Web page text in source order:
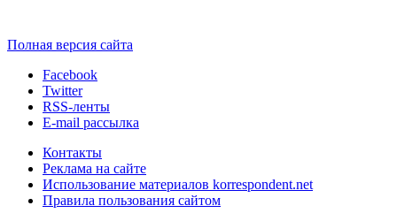
Полная версия сайта
Facebook
Twitter
RSS-ленты
E-mail рассылка
Контакты
Реклама на сайте
Использование материалов korrespondent.net
Правила пользования сайтом